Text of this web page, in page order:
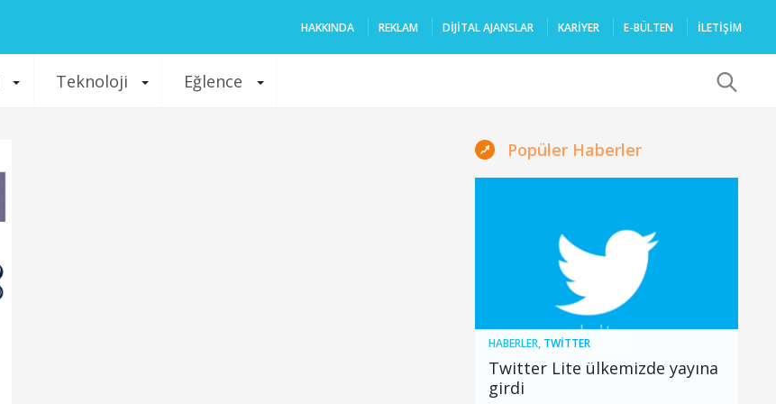
HAKKINDA REKLAM DIJITAL AJANSLAR KARIYER E-BÜLTEN İLETİŞİM
Teknoloji Eğlence
Popüler Haberler
HABERLER, TWITTER
Twitter Lite ülkemizde yayına
girdi